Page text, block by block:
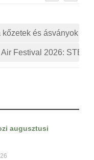
és ásványok
Festival 2026:
augusztusi